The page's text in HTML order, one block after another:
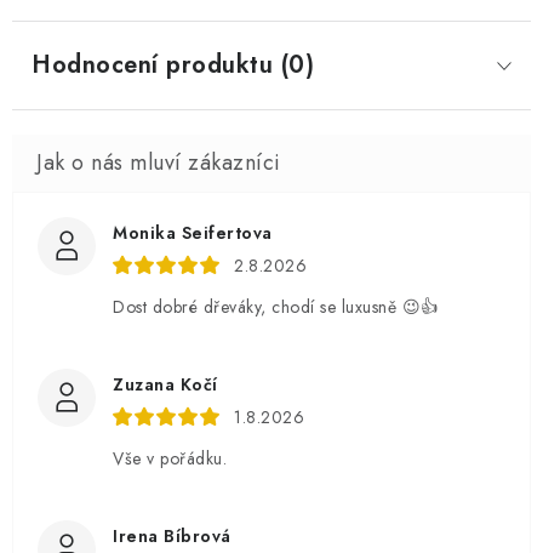
Hodnocení produktu (0)
Monika Seifertova
2.8.2026
Dost dobré dřeváky, chodí se luxusně 😉👍
Zuzana Kočí
1.8.2026
Vše v pořádku.
Irena Bíbrová